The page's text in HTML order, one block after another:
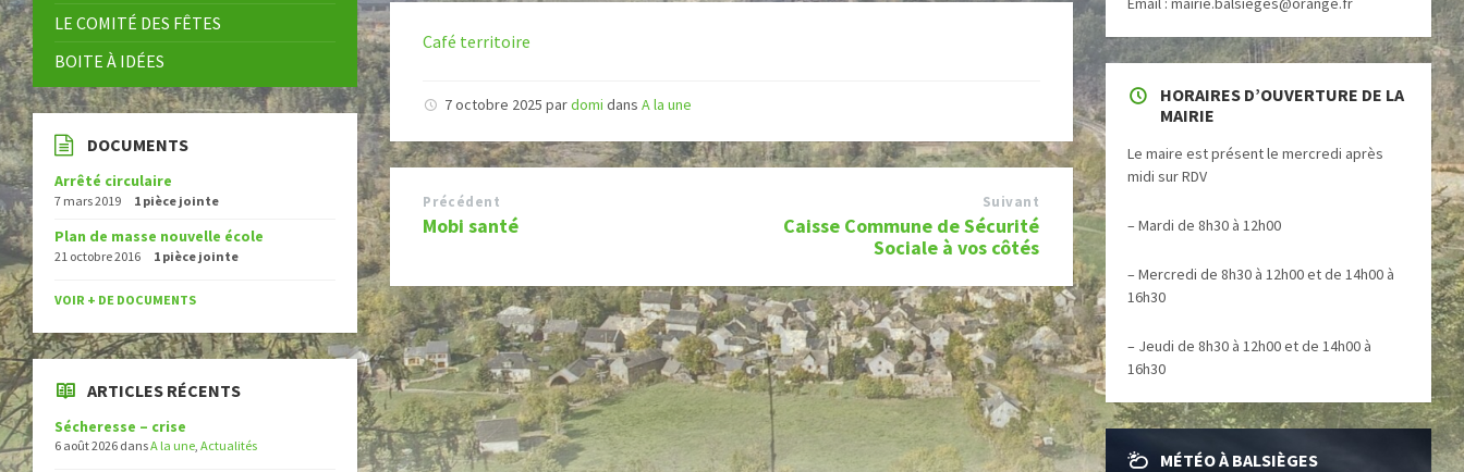
Café territoire
7 octobre 2025pardomi dansA la une
Précédent
Mobi santé
Suivant
Caisse Commune de Sécurité
Sociale à vos côtés
LE COMITÉ DES FÊTES
BOITE À IDÉES
DOCUMENTS
Arrêté circulaire
7 mars 2019 1 pièce jointe
Plan de masse nouvelle école
21 octobre 2016 1 pièce jointe
VOIR + DE DOCUMENTS
ARTICLES RÉCENTS
Sécheresse – crise
6 août 2026 dansA la une Actualités
HORAIRES D’OUVERTURE DE LA
MAIRIE
Le maire est présent le mercredi après
midi sur RDV
– Mardi de 8h30 à 12h00
– Mercredi de 8h30 à 12h00 et de 14h00 à
16h30
– Jeudi de 8h30 à 12h00 et de 14h00 à
16h30
MÉTÉO À BALSIÈGES